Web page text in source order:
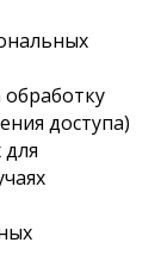
обработку
доступа)